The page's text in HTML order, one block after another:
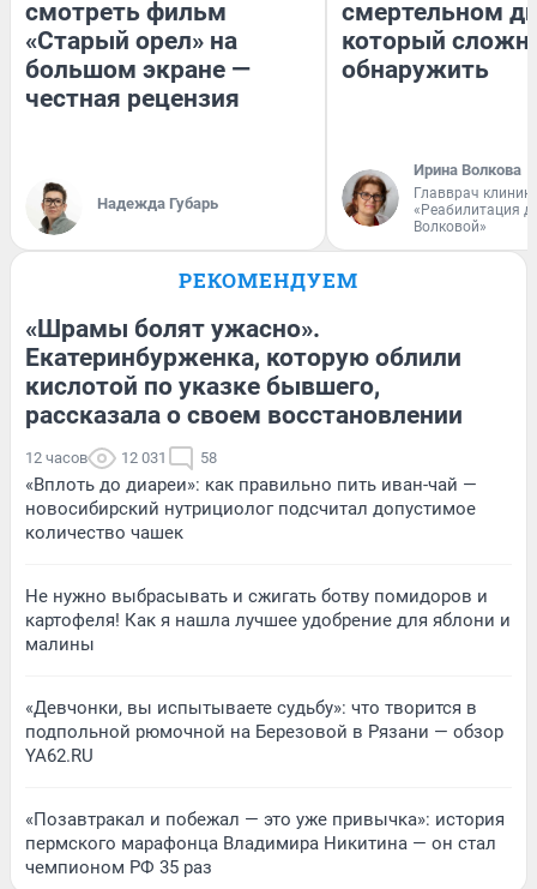
смотреть фильм
«Старый орел» на
большом экране —
честная рецензия
Надежда Губарь
смертельном
который
обнаружить
Ирина Волкова
Главврач
«Реабилитация
Волковой»
РЕКОМЕНДУЕМ
«Шрамы болят ужасно».
Екатеринбурженка, которую облили
кислотой по указке бывшего,
рассказала о своем восстановлении
12 часов 12 031 58
«Вплоть до диареи»: как правильно пить иван-чай —
новосибирский нутрициолог подсчитал допустимое
количество чашек
Не нужно выбрасывать и сжигать ботву помидоров и
картофеля! Как я нашла лучшее удобрение для яблони и
малины
«Девчонки, вы испытываете судьбу»: что творится в
подпольной рюмочной на Березовой в Рязани — обзор
YA62.RU
«Позавтракал и побежал — это уже привычка»: история
пермского марафонца Владимира Никитина — он стал
чемпионом РФ 35 раз